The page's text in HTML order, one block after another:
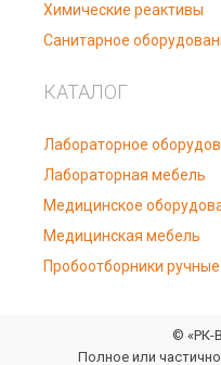
Химические реактивы
Санитарное
КАТАЛОГ
Лабораторное
Лабораторная мебель
Медицинское
Медицинская мебель
Пробоотборники ручные
© «РК-
Полное или